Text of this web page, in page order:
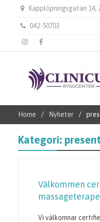
Kapplöpningsgatan 14,
042-50703
instagramFacebook
Home Nyheter
Kategori:
Välkommen
Vi välkomnar